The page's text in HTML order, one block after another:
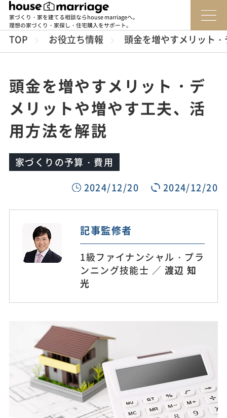
家づくり・家を建てる相談ならhouse marriageへ。
理想の家づくり・家探し・住宅購入をサポート。
TOP お役立ち情報 頭金を増やすメリット
頭金を増やすメリット・デ
メリットや増やす工夫、活
用方法を解説
家づくりの予算・費用
2024/12/20
2024/12/20
記事監修者
1級ファイナンシャル・プラ
ンニング技能士 ／ 渡辺 知
光